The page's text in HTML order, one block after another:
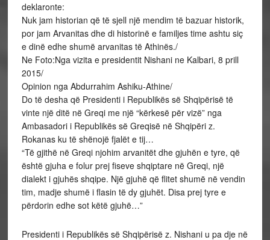
deklaronte:
Nuk jam historian që të sjell një mendim të bazuar historik,
por jam Arvanitas dhe di historinë e familjes time ashtu siç
e dinë edhe shumë arvanitas të Athinës./
Ne Foto:Nga vizita e presidentit Nishani ne Kalbari, 8 prill
2015/
Opinion nga Abdurrahim Ashiku-Athine/
Do të desha që Presidenti i Republikës së Shqipërisë të
vinte një ditë në Greqi me një “kërkesë për vizë” nga
Ambasadori i Republikës së Greqisë në Shqipëri z.
Rokanas ku të shënojë fjalët e tij…
“Të gjithë në Greqi njohim arvanitët dhe gjuhën e tyre, që
është gjuha e folur prej fiseve shqiptare në Greqi, një
dialekt i gjuhës shqipe. Një gjuhë që flitet shumë në vendin
tim, madje shumë i flasin të dy gjuhët. Disa prej tyre e
përdorin edhe sot këtë gjuhë…”
Presidenti i Republikës së Shqipërisë z. Nishani u pa dje në